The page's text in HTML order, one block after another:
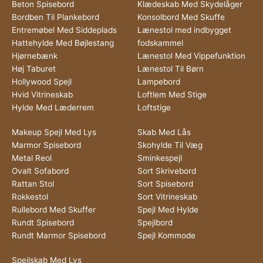
Beton Spisebord
Bordben Til Plankebord
Entremøbel Med Siddeplads
Hattehylde Med Bøjlestang
Hjørnebænk
Høj Taburet
Hollywood Spejl
Hvid Vitrineskab
Hylde Med Læderrem
Klædeskab Med Skydelåger
Konsolbord Med Skuffe
Lænestol med indbygget
fodskammel
Lænestol Med Vippefunktion
Lænestol Til Børn
Lampebord
Loftlem Med Stige
Loftstige
Makeup Spejl Med Lys
Marmor Spisebord
Metal Reol
Ovalt Sofabord
Rattan Stol
Rokkestol
Rullebord Med Skuffer
Rundt Spisebord
Rundt Marmor Spisebord
Skab Med Lås
Skohylde Til Væg
Sminkespejl
Sort Skrivebord
Sort Spisebord
Sort Vitrineskab
Spejl Med Hylde
Spejlbord
Spejl Kommode
Spejlskab Med Lys